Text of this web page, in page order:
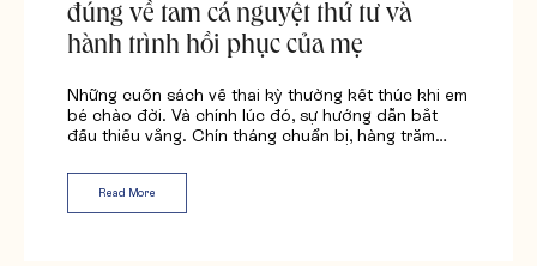
đúng về tam cá nguyệt thứ tư và
hành trình hồi phục của mẹ
Những cuốn sách về thai kỳ thường kết thúc khi em
bé chào đời. Và chính lúc đó, sự hướng dẫn bắt
đầu thiếu vắng. Chín tháng chuẩn bị, hàng trăm…
Read More